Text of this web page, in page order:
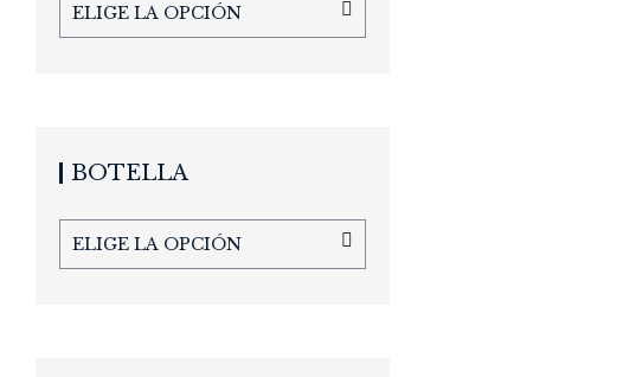
ELIGE LA OPCIÓN
BOTELLA
ELIGE LA OPCIÓN